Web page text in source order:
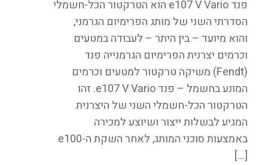
פנד e107 V Vario הוא הטרקטור הכל-חשמלי
הסדרתי השני של מותג הפרימיום הגרמני,
והוא מיועד – בין היתר – לעבודה במטעים
וכרמים יצרנית הפרימיום הגרמנייה פנד
(Fendt) משיקה טרקטור למטעים וכרמים
המונע בחשמל – פנד e107 V Vario. זהו
הטרקטור הכל-חשמלי השני של היצרנית
המגיע לבשלות ייצור ושיוצע למכירה
באמצעות סוכני המותג, לאחר השקת ה-e100
[…]